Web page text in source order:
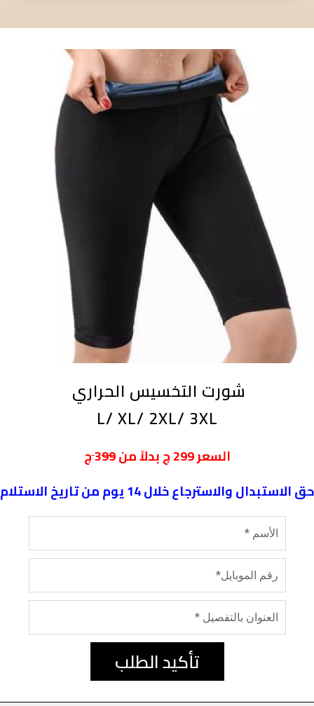
شورت التخسيس الحراري
L/ XL/ 2XL/ 3XL
السعر299ج بدلاً من 399
حق الاستبدال والاسترجاع خلال 14 يوم من تاريخ الاستلام
تأكيد الطلب